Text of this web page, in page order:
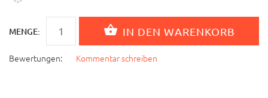
MENGE:
Bewertungen: Kommentar schreiben